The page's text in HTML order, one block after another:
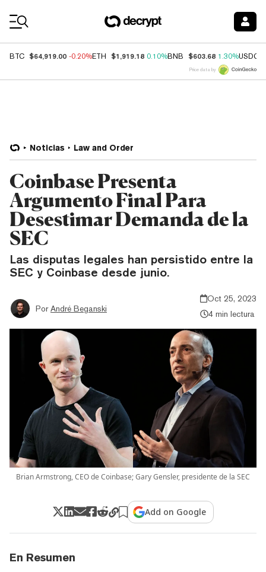
BTC $64,919.00 -0.20%ETH $1,919.18 0.10%BNB $603.68 1.30%USDC
Price data by
Noticias Law and Order
Coinbase Presenta
Argumento Final Para
Desestimar Demanda de la
SEC
Las disputas legales han persistido entre la
SEC y Coinbase desde junio.
Por André Beganski
Oct 25, 2023
4 min lectura
Brian Armstrong, CEO de Coinbase; Gary Gensler, presidente de la SEC
Add on Google
En Resumen